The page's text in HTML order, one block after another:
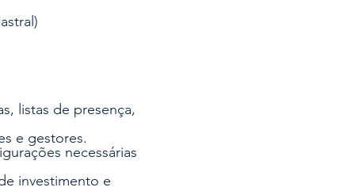
listas de presença,
e gestores.
necessárias
investimento e